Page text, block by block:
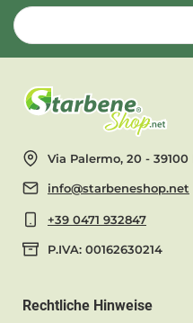
Via Palermo, 20 -
info@starbeneshop.net
+39 0471 932847
P.IVA: 00162630214
Rechtliche Hinweise